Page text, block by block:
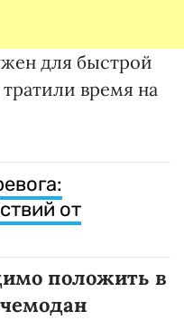
для быстрой
время на
от
положить в